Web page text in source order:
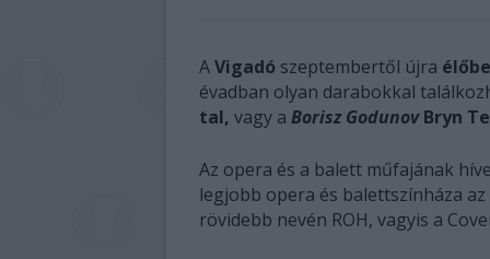
AVigadó szeptembertől újra
évadban olyan darabokkal
tal, vagy a Borisz GodunovBryn
Az opera és a balett műfajának
legjobb opera és balettszínháza
rövidebb nevén ROH, vagyis a